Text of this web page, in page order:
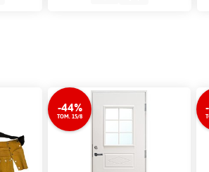
-44%
TOM. 15/8